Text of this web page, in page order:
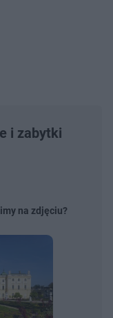
i zabytki
na zdjęciu?